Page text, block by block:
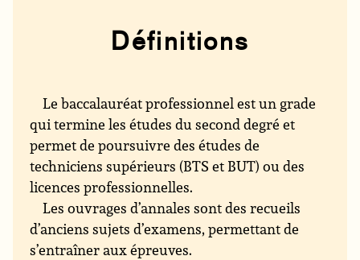
Définitions
Le baccalauréat professionnel est un grade
qui termine les études du second degré et
permet de poursuivre des études de
techniciens supérieurs (BTS et BUT) ou des
licences professionnelles.
Les ouvrages d’annales sont des recueils
d’anciens sujets d’examens, permettant de
s’entraîner aux épreuves.